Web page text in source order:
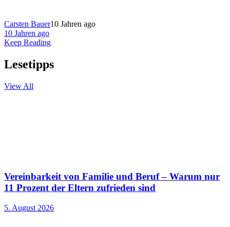
Carsten Bauer10 Jahren ago
10 Jahren ago
Keep Reading
Lesetipps
View All
Vereinbarkeit von Familie und Beruf – Warum nur
11 Prozent der Eltern zufrieden sind
5. August 2026